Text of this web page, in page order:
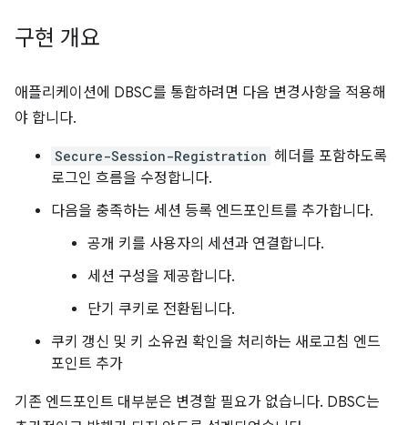
구현 개요
애플리케이션에 DBSC를 통합하려면 다음 변경사항을 적용해
야 합니다.
Secure-Session-Registration 헤더를 포함하도록
로그인 흐름을 수정합니다.
다음을 충족하는 세션 등록 엔드포인트를 추가합니다.
공개 키를 사용자의 세션과 연결합니다.
세션 구성을 제공합니다.
단기 쿠키로 전환됩니다.
쿠키 갱신 및 키 소유권 확인을 처리하는 새로고침 엔드
포인트 추가
기존 엔드포인트 대부분은 변경할 필요가 없습니다. DBSC는